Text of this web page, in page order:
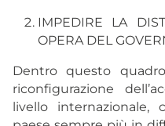
IMPEDIRE LA
OPERA DEL
Dentro questo
riconfigurazione
livello internazionale,